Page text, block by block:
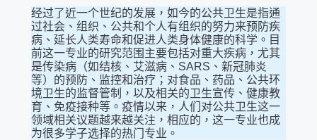
经过了近一个世纪的发展，如今的公共卫生是指通
过社会、组织、公共和个人有组织的努力来预防疾
病、延长人类寿命和促进人类身体健康的科学。目
前这一专业的研究范围主要包括对重大疾病，尤其
是传染病（如结核、艾滋病、SARS、新冠肺炎
等）的预防、监控和治疗；对食品、药品、公共环
境卫生的监督管制，以及相关的卫生宣传、健康教
育、免疫接种等。疫情以来，人们对公共卫生这一
领域相关议题越来越关注，相应的，这一专业也成
为很多学子选择的热门专业。